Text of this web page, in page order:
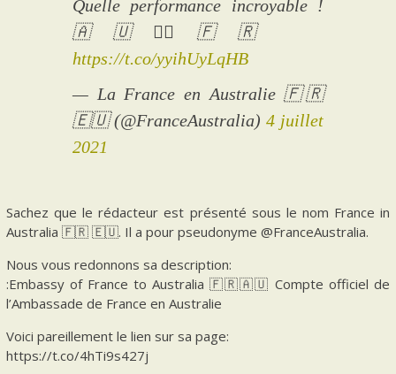
Quelle performance incroyable !
🇦🇺🚴‍♂️🇫🇷
https://t.co/yyihUyLqHB
— La France en Australie 🇫🇷
🇪🇺 (@FranceAustralia)4 juillet
2021
Sachez que le rédacteur est présenté sous le nom France in
Australia 🇫🇷 🇪🇺. Il a pour pseudonyme @FranceAustralia.
Nous vous redonnons sa description:
:Embassy of France to Australia 🇫🇷🇦🇺 Compte officiel de
l’Ambassade de France en Australie
Voici pareillement le lien sur sa page:
https://t.co/4hTi9s427j